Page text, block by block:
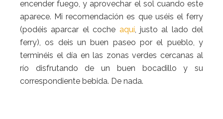
encender fuego, y aprovechar el sol cuando este
aparece. Mi recomendación es que uséis el ferry
(podéis aparcar el coche aquí, justo al lado del
ferry), os deis un buen paseo por el pueblo, y
terminéis el día en las zonas verdes cercanas al
río disfrutando de un buen bocadillo y su
correspondiente bebida. De nada.